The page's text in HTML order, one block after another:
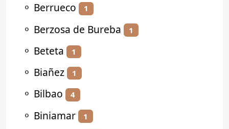
⚬ Berrueco 1
⚬ Berzosa de Bureba 1
⚬ Beteta 1
⚬ Biañez 1
⚬ Bilbao 4
⚬ Biniamar 1